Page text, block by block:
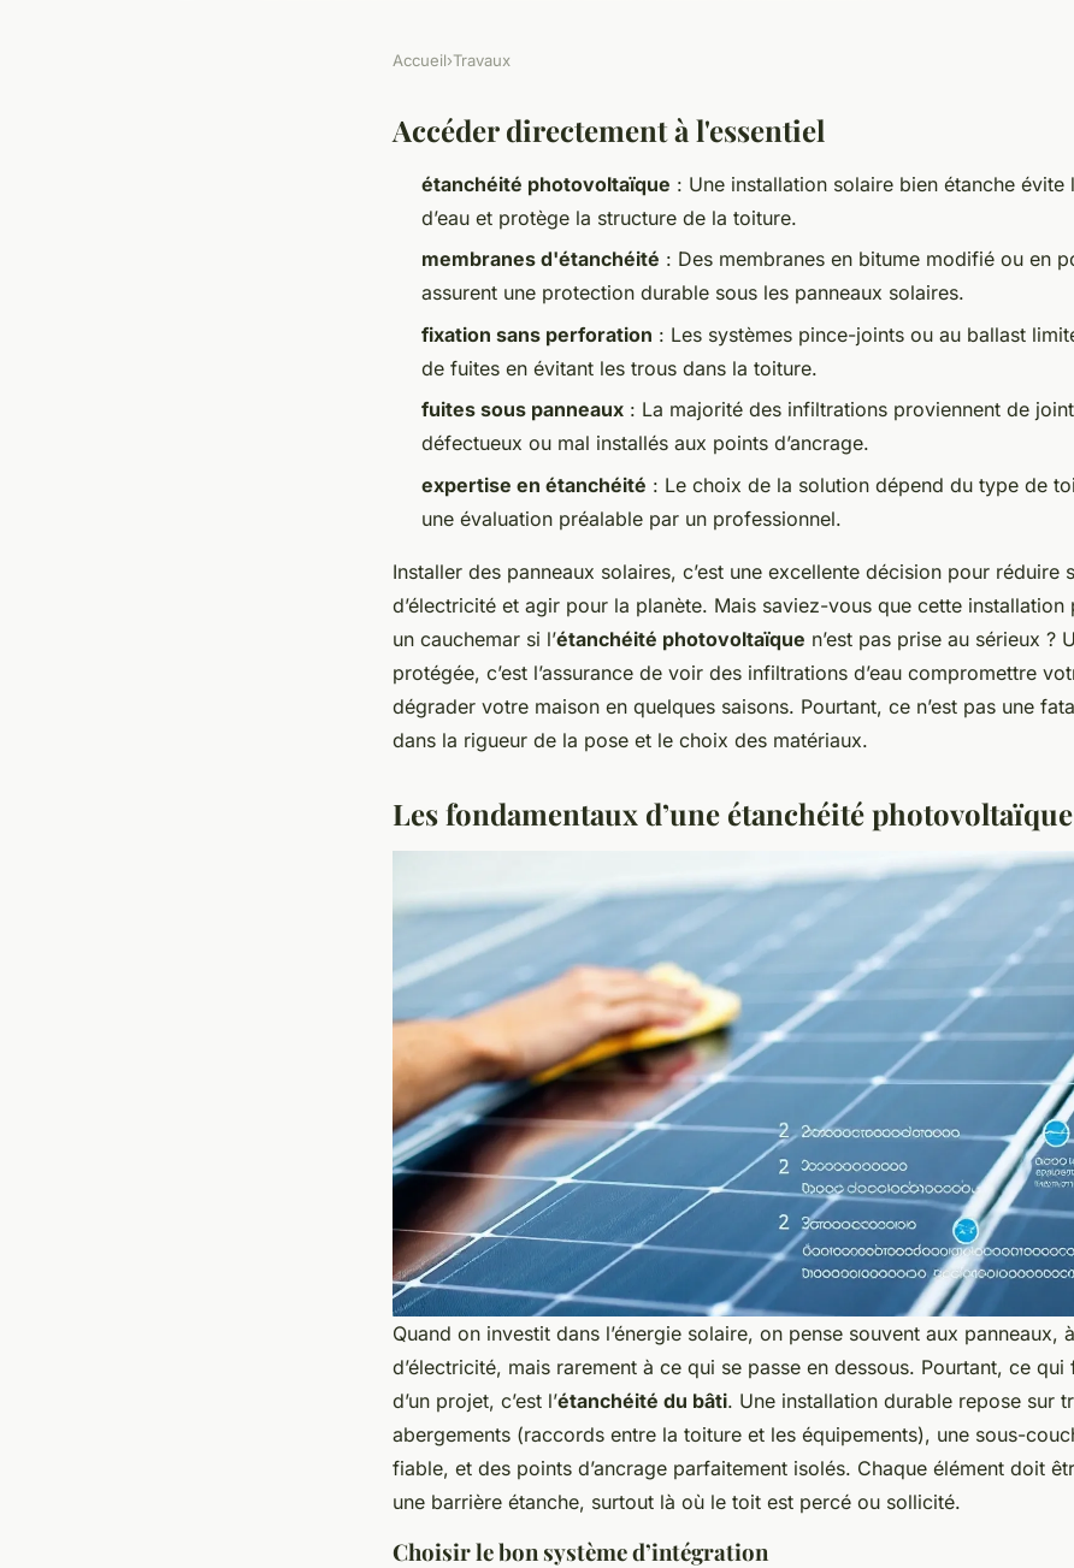
05 étapes efficaces pour garantir
l'étanchéité des panneaux solaires
Accueil›Travaux
Accéder directement à l'essentiel
étanchéité photovoltaïque : Une installation solaire bien étanche évite
d’eau et protège la structure de la toiture.
membranes d'étanchéité : Des membranes en bitume modifié ou en
assurent une protection durable sous les panneaux solaires.
fixation sans perforation : Les systèmes pince-joints ou au ballast
de fuites en évitant les trous dans la toiture.
fuites sous panneaux : La majorité des infiltrations proviennent de
défectueux ou mal installés aux points d’ancrage.
expertise en étanchéité : Le choix de la solution dépend du type de
une évaluation préalable par un professionnel.
Installer des panneaux solaires, c’est une excellente décision pour réduire
d’électricité et agir pour la planète. Mais saviez-vous que cette installation
un cauchemar si l’étanchéité photovoltaïque n’est pas prise au sérieux ?
protégée, c’est l’assurance de voir des infiltrations d’eau compromettre
dégrader votre maison en quelques saisons. Pourtant, ce n’est pas une
dans la rigueur de la pose et le choix des matériaux.
Les fondamentaux d’une étanchéité
Quand on investit dans l’énergie solaire, on pense souvent aux panneaux,
d’électricité, mais rarement à ce qui se passe en dessous. Pourtant, ce
d’un projet, c’est l’étanchéité du bâti. Une installation durable repose sur
abergements (raccords entre la toiture et les équipements), une sous-
fiable, et des points d’ancrage parfaitement isolés. Chaque élément doit
une barrière étanche, surtout là où le toit est percé ou sollicité.
Choisir le bon système d’intégration